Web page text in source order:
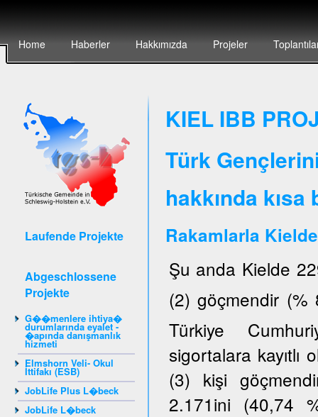
Home Haberler Hakkımızda Projeler
Laufende Projekte
Abgeschlossene
Projekte
G��menlere ihtiya�
durumlarında eyalet -
�apında danışmanlık
hizmeti
Elmshorn Veli- Okul
İttifakı (ESB)
JobLife Plus L�beck
JobLife L�beck
KIEL IBB
Türk
hakkında
Rakamlarla
Şu anda Kielde
(2) göçmendir (%
Türkiye
sigortalara
(3) kişi
2.171ini (40,74